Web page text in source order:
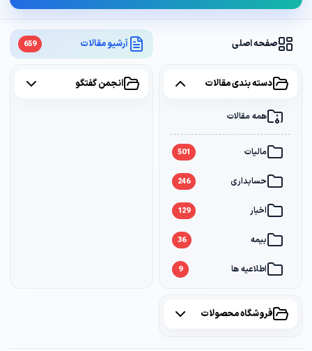
صفحه اصلی آرشیو مقالات 659
دسته بندی مقالات
همه مقالات
مالیات 501
حسابداری 246
اخبار 129
بیمه 36
اطلاعیه ها 9
انجمن گفتگو
فروشگاه محصولات